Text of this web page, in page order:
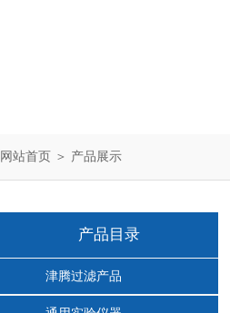
网站首页 ＞ 产品展示
产品目录
津腾过滤产品